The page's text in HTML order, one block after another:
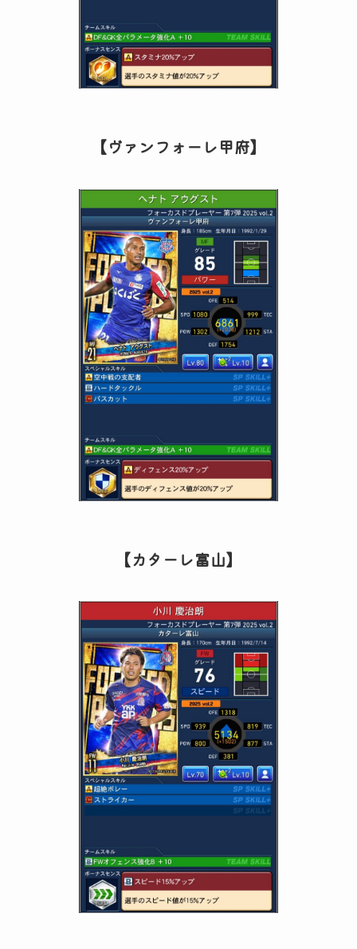
【ヴァンフォーレ甲府】
【カターレ富山】